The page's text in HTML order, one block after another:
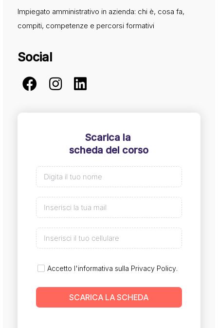
Impiegato amministrativo in azienda: chi è, cosa fa,
compiti, competenze e percorsi formativi
Social
Scarica la
scheda del corso
Accetto l'informativa sulla Privacy Policy.
SCARICA LA SCHEDA